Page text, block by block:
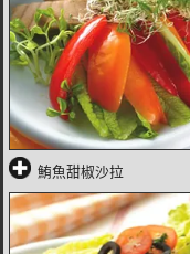
鮪魚甜椒沙拉